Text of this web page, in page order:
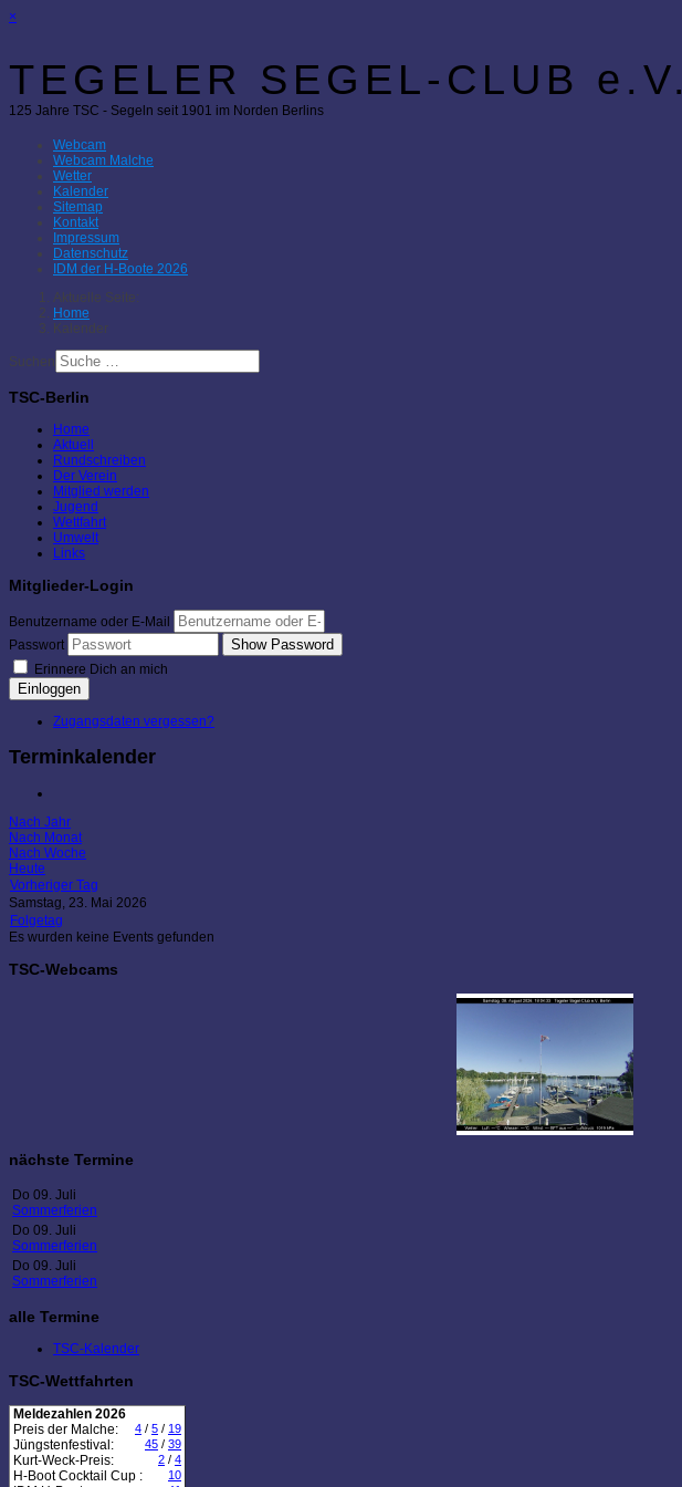
×
TEGELER SEGEL-CLUB e.V.
125 Jahre TSC - Segeln seit 1901 im Norden Berlins
Webcam
Webcam Malche
Wetter
Kalender
Sitemap
Kontakt
Impressum
Datenschutz
IDM der H-Boote 2026
Aktuelle Seite:
Home
Kalender
Suchen
TSC-Berlin
Home
Aktuell
Rundschreiben
Der Verein
Mitglied werden
Jugend
Wettfahrt
Umwelt
Links
Mitglieder-Login
Benutzername oder E-Mail
Passwort
Show Password
Erinnere Dich an mich
Einloggen
Zugangsdaten vergessen?
Terminkalender
Nach Jahr
Nach Monat
Nach Woche
Heute
Vorheriger Tag
Samstag, 23. Mai 2026
Folgetag
Es wurden keine Events gefunden
TSC-Webcams
nächste Termine
Do 09. Juli
Sommerferien
Do 09. Juli
Sommerferien
Do 09. Juli
Sommerferien
alle Termine
TSC-Kalender
TSC-Wettfahrten
Meldezahlen 2026
Preis der Malche:
4 / 5 / 19
Jüngstenfestival: 45 / 39
Kurt-Weck-Preis: 2 / 4
H-Boot Cocktail Cup : 10